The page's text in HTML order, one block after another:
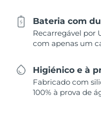
Bateria com
Recarregável por
com apenas um
Higiénico e à
Fabricado com
100% à prova de